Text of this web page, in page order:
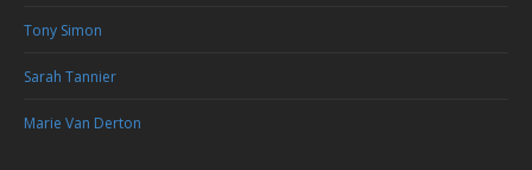
Tony Simon
Sarah Tannier
Marie Van Derton